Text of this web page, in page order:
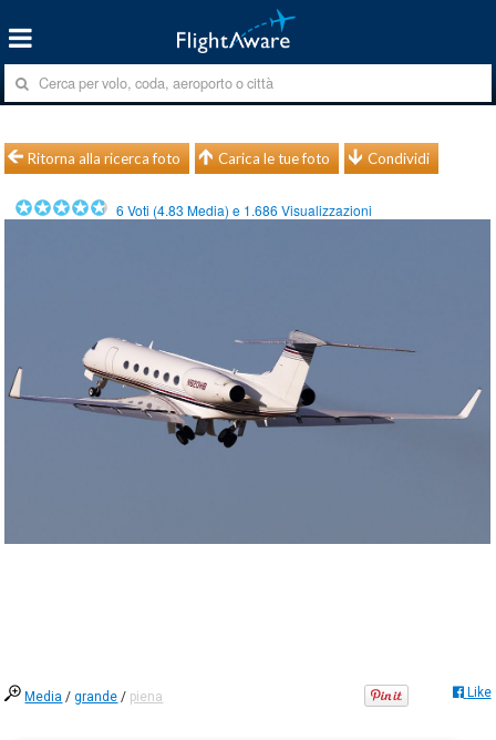
Ritorna alla ricerca foto Carica le tue foto Condividi
6 Voti (4.83 Media) e 1.686 Visualizzazioni
Media /grande / piena Like